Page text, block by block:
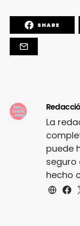
SHARE
La
puede
seguro
hecho